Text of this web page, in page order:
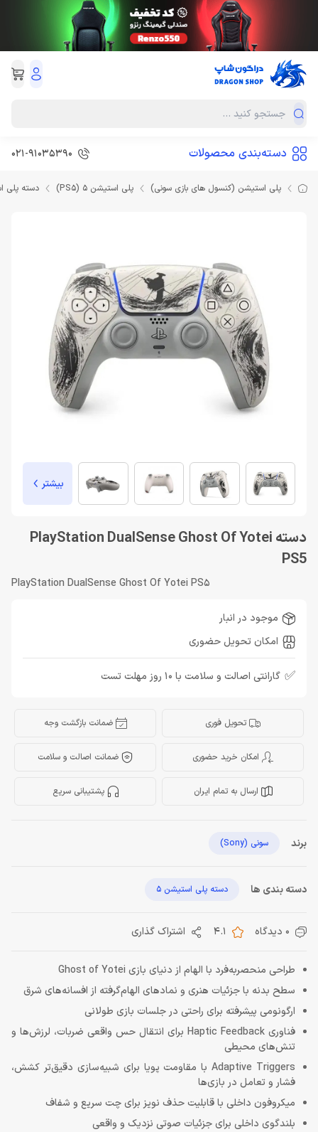
دسته‌بندی محصولات 021-91035390
پلی استیشن (کنسول های بازی سونی) پلی استیشن 5 (PS5) دسته پلی
بیشتر
دسته PlayStation DualSense Ghost Of Yotei
PS5
PlayStation DualSense Ghost Of Yotei PS5
موجود در انبار
امکان تحویل حضوری
✅ گارانتی اصالت و سلامت با 10 روز مهلت تست
تحویل فوری ضمانت بازگشت وجه
امکان خرید حضوری ضمانت اصالت و سلامت
ارسال به تمام ایران پشتیبانی سریع
برند سونی (Sony)
دسته بندی ها دسته پلی استیشن 5
0 دیدگاه 4.1 اشتراک گذاری
طراحی منحصربه‌فرد با الهام از دنیای بازی Ghost of Yotei
سطح بدنه با جزئیات هنری و نمادهای الهام‌گرفته از افسانه‌های شرق
ارگونومی پیشرفته برای راحتی در جلسات بازی طولانی
فناوری Haptic Feedback برای انتقال حس واقعی ضربات، لرزش‌ها و
تنش‌های محیطی
Adaptive Triggers با مقاومت پویا برای شبیه‌سازی دقیق‌تر کشش،
فشار و تعامل در بازی‌ها
میکروفون داخلی با قابلیت حذف نویز برای چت سریع و شفاف
بلندگوی داخلی برای جزئیات صوتی نزدیک و واقعی